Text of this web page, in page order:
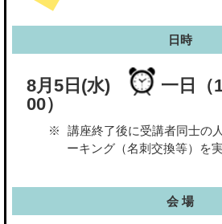
日時
8月5日(水)
一日（
00）
講座終了後に受講者同士の
ーキング（名刺交換等）を
会 場